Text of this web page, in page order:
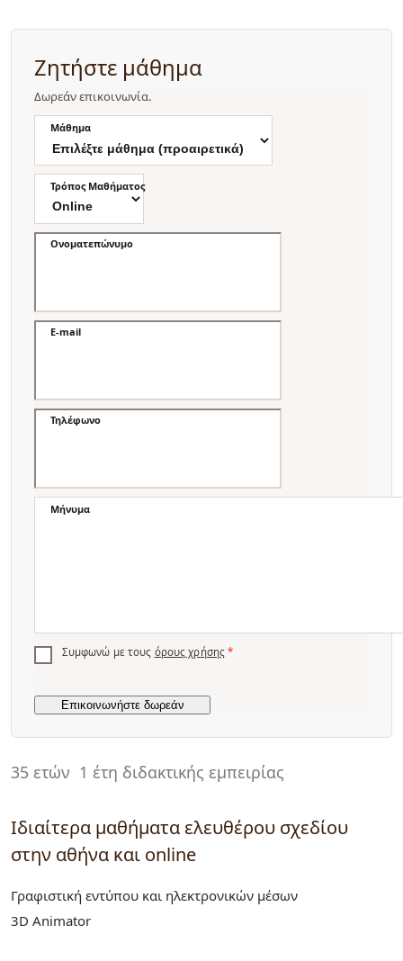
35 ετών 1 έτη διδακτικής εμπειρίας
Ιδιαίτερα μαθήματα ελευθέρου σχεδίου
στην αθήνα και online
Γραφιστική εντύπου και ηλεκτρονικών μέσων
3D Animator
Ζητήστε μάθημα
Δωρεάν επικοινωνία.
Μάθημα
Τρόπος Μαθήματος
Ονοματεπώνυμο
E-mail
Τηλέφωνο
Μήνυμα
Συμφωνώ με τους όρους χρήσης *